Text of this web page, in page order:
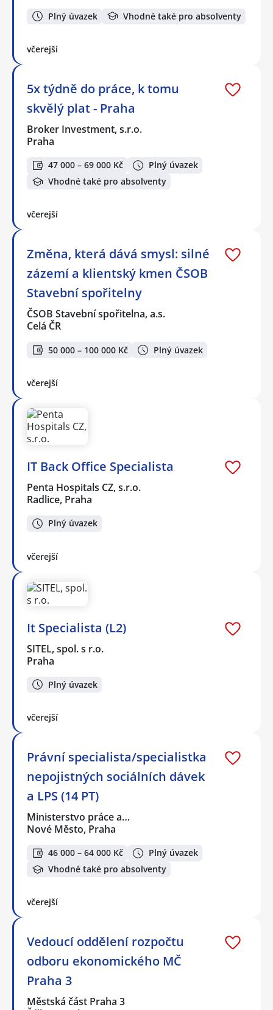
Plný úvazek Vhodné také pro absolventy
včerejší
5x týdně do práce, k tomu
skvělý plat - Praha
Broker Investment, s.r.o.
Praha
47 000 – 69 000 Kč
Plný úvazek
Vhodné také pro absolventy
včerejší
Změna, která dává smysl: silné
zázemí a klientský kmen ČSOB
Stavební spořitelny
ČSOB Stavební spořitelna, a.s.
Celá ČR
50 000 – 100 000 Kč Plný úvazek
včerejší
IT Back Office Specialista
Penta Hospitals CZ, s.r.o.
Radlice, Praha
Plný úvazek
včerejší
It Specialista (L2)
SITEL, spol. s r.o.
Praha
Plný úvazek
včerejší
Právní specialista/specialistka
nepojistných sociálních dávek
a LPS (14 PT)
Ministerstvo práce a…
Nové Město, Praha
46 000 – 64 000 Kč
Plný úvazek
Vhodné také pro absolventy
včerejší
Vedoucí oddělení rozpočtu
odboru ekonomického MČ
Praha 3
Městská část Praha 3